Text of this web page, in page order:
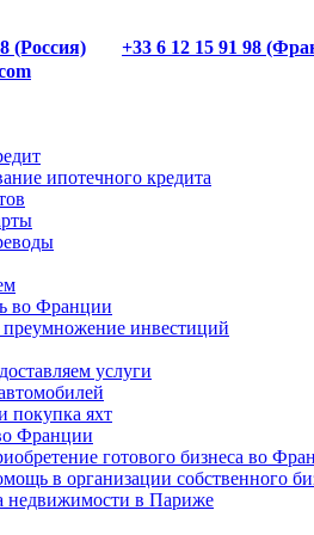
(Россия)
+33 6 12 15 91 98
ипотечного кредита
во Франции
инвестиций
услуги
покупка яхт
Франции
готового бизнеса во
в организации собственного
недвижимости в Париже